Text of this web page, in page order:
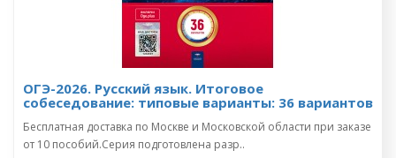
ОГЭ-2026. Русский язык. Итоговое
собеседование: типовые варианты: 36 вариантов
Бесплатная доставка по Москве и Московской области при заказе
от 10 пособий.Cерия подготовлена разр..